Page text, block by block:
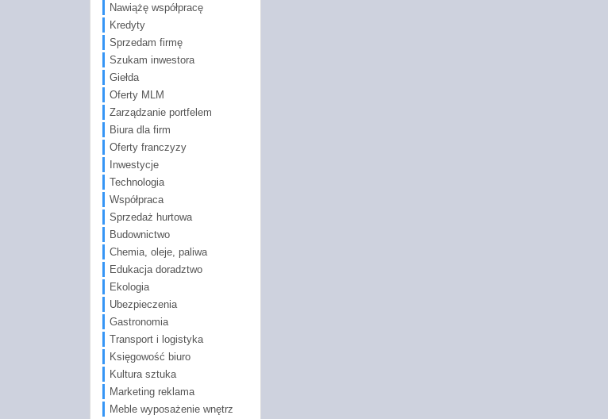
Nawiążę współpracę
Kredyty
Sprzedam firmę
Szukam inwestora
Giełda
Oferty MLM
Zarządzanie portfelem
Biura dla firm
Oferty franczyzy
Inwestycje
Technologia
Współpraca
Sprzedaż hurtowa
Budownictwo
Chemia, oleje, paliwa
Edukacja doradztwo
Ekologia
Ubezpieczenia
Gastronomia
Transport i logistyka
Księgowość biuro
Kultura sztuka
Marketing reklama
Meble wyposażenie wnętrz